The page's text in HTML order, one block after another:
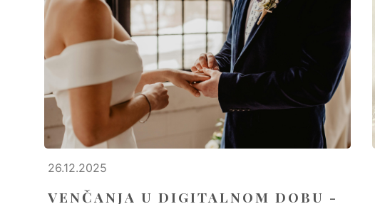
26.12.2025
VENČANJA U DIGITALNOM DOBU -